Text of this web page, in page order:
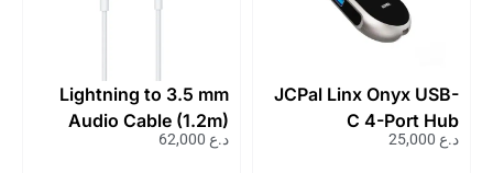
JCPal Linx Onyx USB-
C 4-Port Hub
د.ع
Lightning to 3.5 mm
Audio Cable (1.2m)
د.ع